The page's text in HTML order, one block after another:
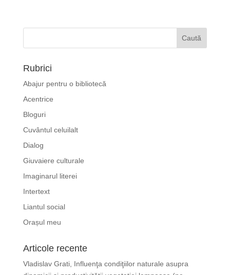
Rubrici
Abajur pentru o bibliotecă
Acentrice
Bloguri
Cuvântul celuilalt
Dialog
Giuvaiere culturale
Imaginarul literei
Intertext
Liantul social
Orașul meu
Articole recente
Vladislav Grati, Influenţa condiţiilor naturale asupra